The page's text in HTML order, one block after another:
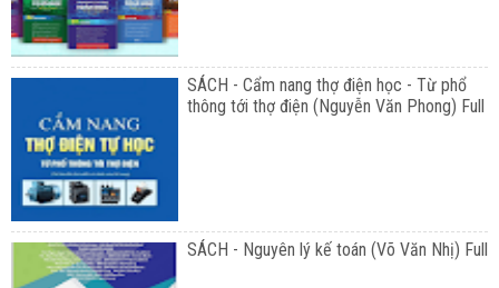
SÁCH - Cẩm nang thợ điện học - Từ phổ
thông tới thợ điện (Nguyễn Văn Phong) Full
SÁCH - Nguyên lý kế toán (Võ Văn Nhị) Full